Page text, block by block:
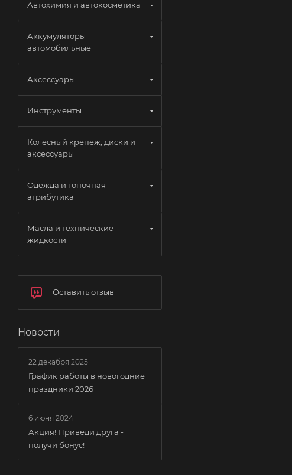
Автохимия и автокосметика
Аккумуляторы
автомобильные
Аксессуары
Инструменты
Колесный крепеж, диски и
аксессуары
Одежда и гоночная
атрибутика
Масла и технические
жидкости
Оставить отзыв
Новости
22 декабря 2025
График работы в новогодние
праздники 2026
6 июня 2024
Акция! Приведи друга -
получи бонус!